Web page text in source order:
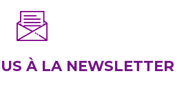
À LA NEWSLETTER